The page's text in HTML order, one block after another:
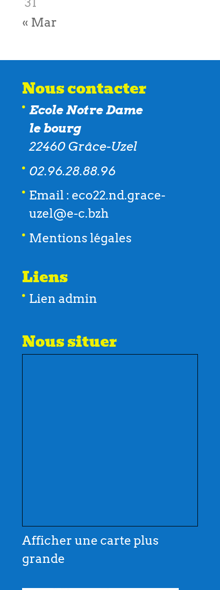
« Mar
Nous contacter
Ecole Notre Dame
le bourg
22460 Grâce-Uzel
02.96.28.88.96
Email : eco22.nd.grace-
uzel@e-c.bzh
Mentions légales
Liens
Lien admin
Nous situer
Afficher une carte plus
grande